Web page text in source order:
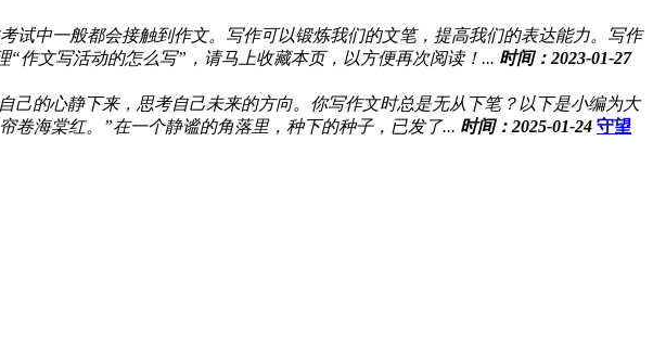
试中一般都会接触到作文。写作可以锻炼我们的文笔，提高我们的表达能力。写作
作文写活动的怎么写”，请马上收藏本页，以方便再次阅读！... 时间：2023-01-27
的心静下来，思考自己未来的方向。你写作文时总是无从下笔？以下是小编为大
卷海棠红。”在一个静谧的角落里，种下的种子，已发了... 时间：2025-01-24 守望